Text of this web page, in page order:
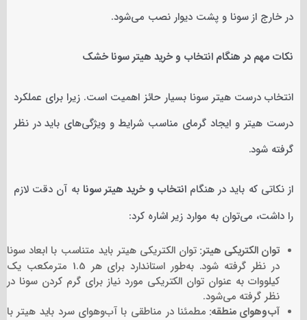
در خارج از سونا و پشت دیوار نصب می‌شود.
نکات مهم در هنگام انتخاب و خرید هیتر سونا خشک
انتخاب درست هیتر سونا بسیار حائز اهمیت است. زیرا برای عملکرد
درست هیتر و ایجاد گرمای مناسب شرایط و ویژگی‌های باید در نظر
گرفته شود.
از نکاتی که باید در هنگامانتخاب و خرید هیتر سونابه آن دقت لازم
را داشت، می‌توان به موارد زیر اشاره کرد:
توان الکتریکی هیتر:توان الکتریکی هیتر باید متناسب با ابعاد سونا
در نظر گرفته شود. به‌طور استاندارد برای هر 1.5 مترمکعب یک
کیلووات به عنوان توان الکتریکی مورد نیاز برای گرم کردن سونا در
نظر گرفته می‌شود.
آب‌وهوای منطقه: مطمئنا در مناطقی با آب‌وهوای سرد باید هیتر با